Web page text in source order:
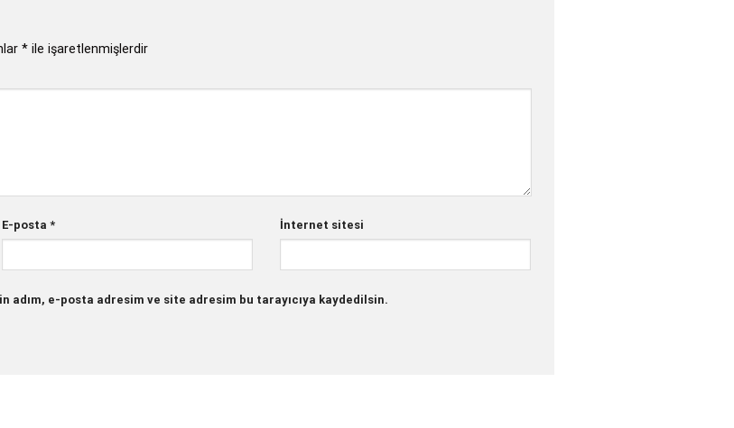
*ile işaretlenmişlerdir
E-posta * İnternet sitesi
adım, e-posta adresim ve site adresim bu tarayıcıya kaydedilsin.